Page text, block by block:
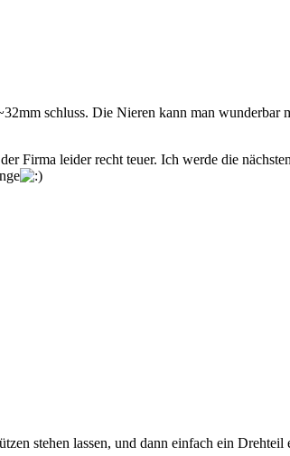
schluss. Die Nieren kann man
Firma leider recht teuer. Ich werde die
stehen lassen, und dann einfach ein